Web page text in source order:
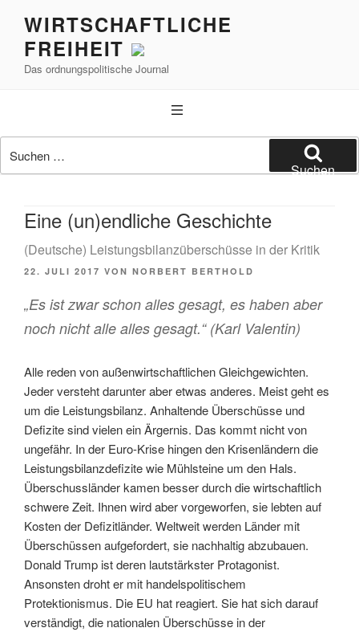
Inhalt
springen
WIRTSCHAFTLICHE
FREIHEIT
Das ordnungspolitische Journal
nach:
Suchen
Eine (un)endliche Geschichte
(Deutsche) Leistungsbilanzüberschüsse in der Kritik
VERÖFFENTLICHT
22. JULI 2017 VON NORBERT BERTHOLD
„Es ist zwar schon alles gesagt, es haben aber
noch nicht alle alles gesagt.“ (Karl Valentin)
Alle reden von außenwirtschaftlichen Gleichgewichten.
Jeder versteht darunter aber etwas anderes. Meist geht es
um die Leistungsbilanz. Anhaltende Überschüsse und
Defizite sind vielen ein Ärgernis. Das kommt nicht von
ungefähr. In der Euro-Krise hingen den Krisenländern die
Leistungsbilanzdefizite wie Mühlsteine um den Hals.
Überschussländer kamen besser durch die wirtschaftlich
schwere Zeit. Ihnen wird aber vorgeworfen, sie lebten auf
Kosten der Defizitländer. Weltweit werden Länder mit
Überschüssen aufgefordert, sie nachhaltig abzubauen.
Donald Trump ist deren lautstärkster Protagonist.
Ansonsten droht er mit handelspolitischem
Protektionismus. Die EU hat reagiert. Sie hat sich darauf
verständigt, die nationalen Überschüsse in der